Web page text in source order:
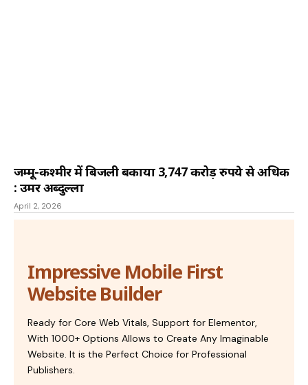
जम्मू-कश्मीर में बिजली बकाया 3,747 करोड़ रुपये से अधिक
: उमर अब्दुल्ला
April 2, 2026
Impressive Mobile First
Website Builder
Ready for Core Web Vitals, Support for Elementor,
With 1000+ Options Allows to Create Any Imaginable
Website. It is the Perfect Choice for Professional
Publishers.